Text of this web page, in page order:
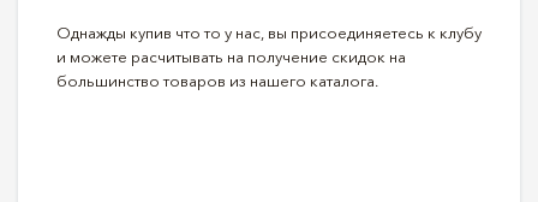
Однажды купив что то у нас, вы присоединяетесь к клубу
и можете расчитывать на получение скидок на
большинство товаров из нашего каталога.